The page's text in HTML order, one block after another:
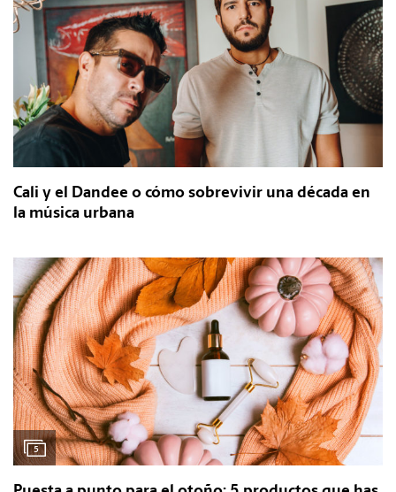
Cali y el Dandee o cómo sobrevivir una década en
la música urbana
5